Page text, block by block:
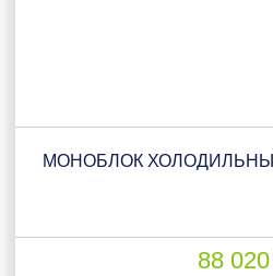
МОНОБЛОК
88